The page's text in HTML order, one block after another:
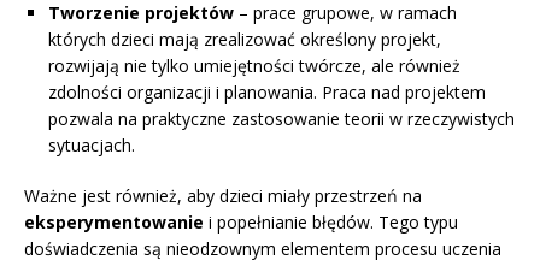
Tworzenie projektów – prace grupowe, w ramach
których dzieci mają zrealizować określony projekt,
rozwijają nie tylko umiejętności twórcze, ale również
zdolności organizacji i planowania. Praca nad projektem
pozwala na praktyczne zastosowanie teorii w rzeczywistych
sytuacjach.
Ważne jest również, aby dzieci miały przestrzeń na
eksperymentowanie i popełnianie błędów. Tego typu
doświadczenia są nieodzownym elementem procesu uczenia